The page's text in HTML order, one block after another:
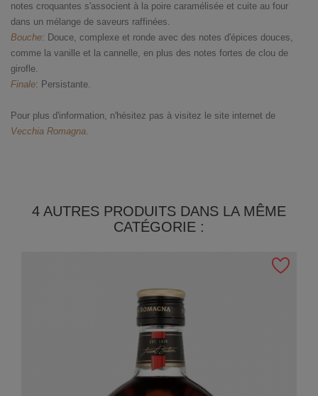
notes croquantes s'associent à la poire caramélisée et cuite au four
dans un mélange de saveurs raffinées.
Bouche: Douce, complexe et ronde avec des notes d'épices douces,
comme la vanille et la cannelle, en plus des notes fortes de clou de
girofle.
Finale: Persistante.
Pour plus d'information, n'hésitez pas à visitez le site internet de
Vecchia Romagna.
4 AUTRES PRODUITS DANS LA MÊME
CATÉGORIE :